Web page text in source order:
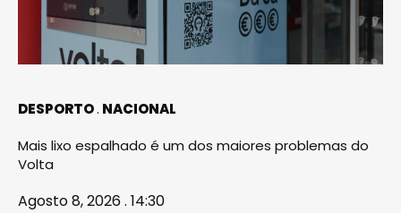
DESPORTO NACIONAL
Mais lixo espalhado é um dos maiores problemas do
Volta
Agosto 8, 2026 . 14:30